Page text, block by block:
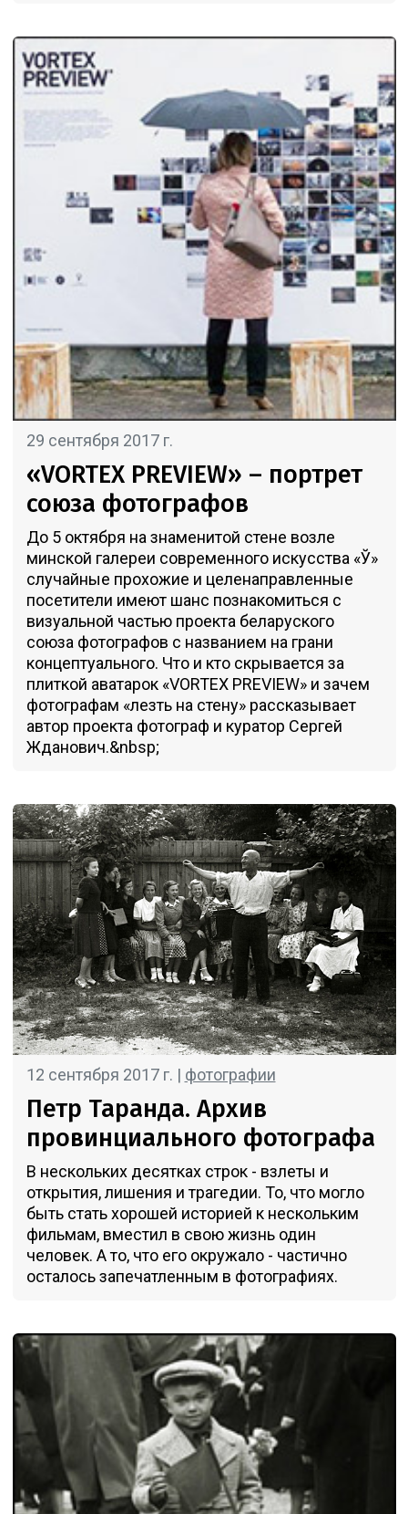
29 сентября 2017 г.
«VORTEX PREVIEW» – портрет
союза фотографов
До 5 октября на знаменитой стене возле
минской галереи современного искусства «Ў»
случайные прохожие и целенаправленные
посетители имеют шанс познакомиться с
визуальной частью проекта беларуского
союза фотографов с названием на грани
концептуального. Что и кто скрывается за
плиткой аватарок «VORTEX PREVIEW» и зачем
фотографам «лезть на стену» рассказывает
автор проекта фотограф и куратор Сергей
Жданович.&nbsp;
12 сентября 2017 г. | фотографии
Петр Таранда. Архив
провинциального фотографа
В нескольких десятках строк - взлеты и
открытия, лишения и трагедии. То, что могло
быть стать хорошей историей к нескольким
фильмам, вместил в свою жизнь один
человек. А то, что его окружало - частично
осталось запечатленным в фотографиях.